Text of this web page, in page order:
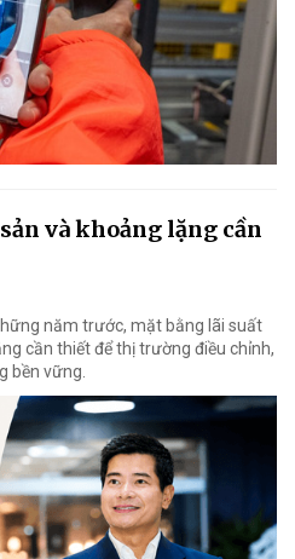
và khoảng lặng cần
năm trước, mặt bằng lãi suất
cần thiết để thị trường điều chỉnh,
bền vững.